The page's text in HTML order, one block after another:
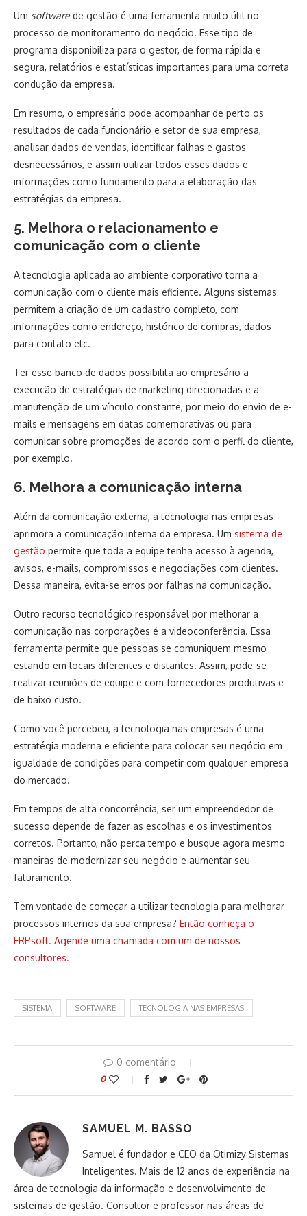
Um softwarede gestão é uma ferramenta muito útil no
processo de monitoramento do negócio. Esse tipo de
programa disponibiliza para o gestor, de forma rápida e
segura, relatórios e estatísticas importantes para uma correta
condução da empresa.
Em resumo, o empresário pode acompanhar de perto os
resultados de cada funcionário e setor de sua empresa,
analisar dados de vendas, identificar falhas e gastos
desnecessários, e assim utilizar todos esses dados e
informações como fundamento para a elaboração das
estratégias da empresa.
5. Melhora o relacionamento e
comunicação com o cliente
A tecnologia aplicada ao ambiente corporativo torna a
comunicação com o cliente mais eficiente. Alguns sistemas
permitem a criação de um cadastro completo, com
informações como endereço, histórico de compras, dados
para contato etc.
Ter esse banco de dados possibilita ao empresário a
execução de estratégias de marketing direcionadas e a
manutenção de um vínculo constante, por meio do envio de e-
mails e mensagens em datas comemorativas ou para
comunicar sobre promoções de acordo com o perfil do cliente,
por exemplo.
6. Melhora a comunicação interna
Além da comunicação externa, a tecnologia nas empresas
aprimora a comunicação interna da empresa. Um sistema de
gestão permite que toda a equipe tenha acesso à agenda,
avisos, e-mails, compromissos e negociações com clientes.
Dessa maneira, evita-se erros por falhas na comunicação.
Outro recurso tecnológico responsável por melhorar a
comunicação nas corporações é a videoconferência. Essa
ferramenta permite que pessoas se comuniquem mesmo
estando em locais diferentes e distantes. Assim, pode-se
realizar reuniões de equipe e com fornecedores produtivas e
de baixo custo.
Como você percebeu, a tecnologia nas empresas é uma
estratégia moderna e eficiente para colocar seu negócio em
igualdade de condições para competir com qualquer empresa
do mercado.
Em tempos de alta concorrência, ser um empreendedor de
sucesso depende de fazer as escolhas e os investimentos
corretos. Portanto, não perca tempo e busque agora mesmo
maneiras de modernizar seu negócio e aumentar seu
faturamento.
Tem vontade de começar a utilizar tecnologia para melhorar
processos internos da sua empresa? Então conheça o
ERPsoft. Agende uma chamada com um de nossos
consultores.
SISTEMA SOFTWARE TECNOLOGIA NAS EMPRESAS
0 comentário
0
SAMUEL M. BASSO
Samuel é fundador e CEO da Otimizy Sistemas
Inteligentes. Mais de 12 anos de experiência na
área de tecnologia da informação e desenvolvimento de
sistemas de gestão. Consultor e professor nas áreas de